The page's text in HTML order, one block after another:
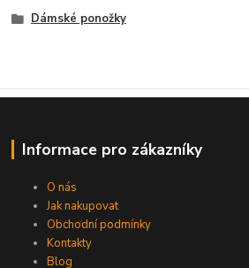
Dámské ponožky
Informace pro zákazníky
O nás
Jak nakupovat
Obchodní podmínky
Kontakty
Blog